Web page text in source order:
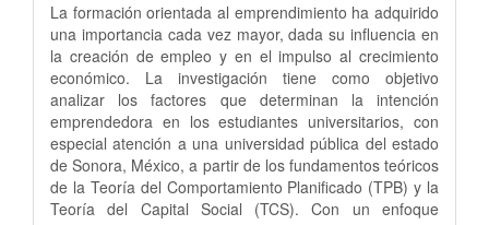
La formación orientada al emprendimiento ha adquirido
una importancia cada vez mayor, dada su influencia en
la creación de empleo y en el impulso al crecimiento
económico. La investigación tiene como objetivo
analizar los factores que determinan la intención
emprendedora en los estudiantes universitarios, con
especial atención a una universidad pública del estado
de Sonora, México, a partir de los fundamentos teóricos
de la Teoría del Comportamiento Planificado (TPB) y la
Teoría del Capital Social (TCS). Con un enfoque